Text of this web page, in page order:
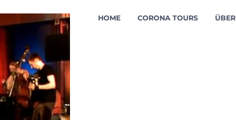
HOME CORONA TOURS ÜBER